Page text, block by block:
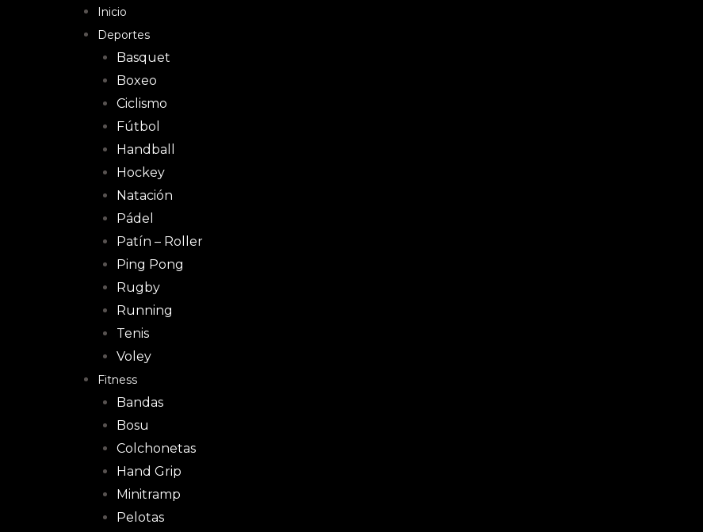
Inicio
Deportes
Basquet
Boxeo
Ciclismo
Fútbol
Handball
Hockey
Natación
Pádel
Patín – Roller
Ping Pong
Rugby
Running
Tenis
Voley
Fitness
Bandas
Bosu
Colchonetas
Hand Grip
Minitramp
Pelotas